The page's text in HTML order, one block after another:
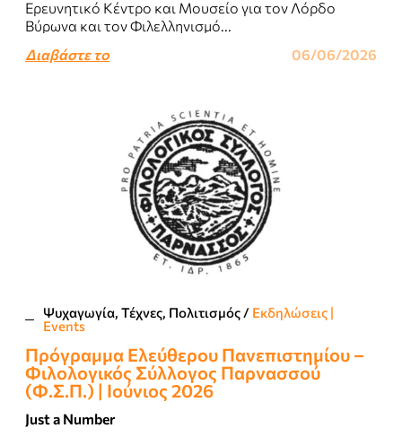
Ερευνητικό Κέντρο και Μουσείο για τον Λόρδο
Βύρωνα και τον Φιλελληνισμό...
Διαβάστε το
06/06/2026
Ψυχαγωγία, Τέχνες, Πολιτισμός/ Εκδηλώσεις |
Events
Πρόγραμμα Ελεύθερου Πανεπιστημίου –
Φιλολογικός Σύλλογος Παρνασσού
(Φ.Σ.Π.) | Ιούνιος 2026
Just a Number